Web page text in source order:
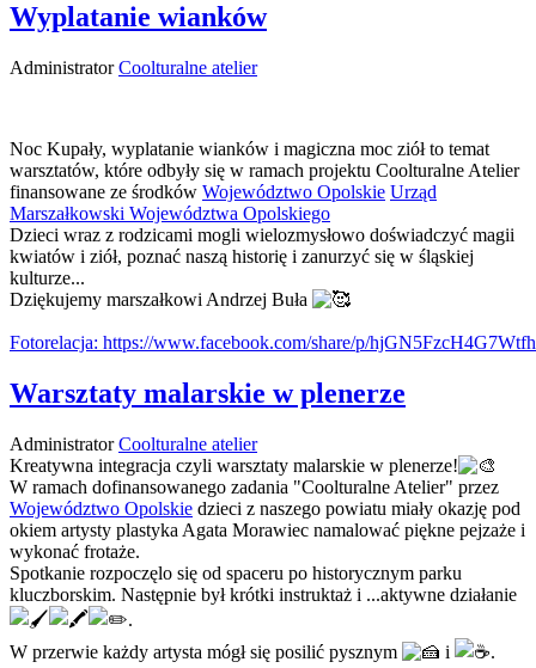
Wyplatanie wianków
Administrator Coolturalne atelier
Noc Kupały, wyplatanie wianków i magiczna moc ziół to temat
warsztatów, które odbyły się w ramach projektu Coolturalne Atelier
finansowane ze środków Województwo Opolskie Urząd
Marszałkowski Województwa Opolskiego
Dzieci wraz z rodzicami mogli wielozmysłowo doświadczyć magii
kwiatów i ziół, poznać naszą historię i zanurzyć się w śląskiej
kulturze...
Dziękujemy marszałkowi Andrzej Buła
Fotorelacja: https://www.facebook.com/share/p/
Warsztaty malarskie w plenerze
Administrator Coolturalne atelier
Kreatywna integracja czyli warsztaty malarskie w plenerze!
W ramach dofinansowanego zadania "Coolturalne Atelier" przez
Województwo Opolskie dzieci z naszego powiatu miały okazję pod
okiem artysty plastyka Agata Morawiec namalować piękne pejzaże i
wykonać frotaże.
Spotkanie rozpoczęlo się od spaceru po historycznym parku
kluczborskim. Następnie był krótki instruktaż i ...aktywne działanie
.
W przerwie każdy artysta mógł się posilić pysznym
i
.